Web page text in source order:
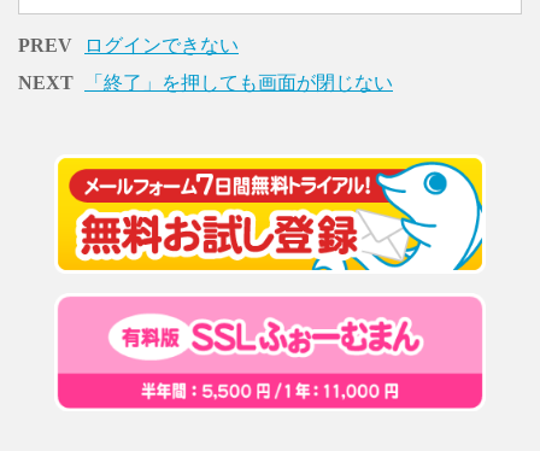
PREV
ログインできない
NEXT
「終了」を押しても画面が閉じない